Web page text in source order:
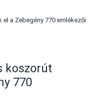
a Zebegény 770 emlékezői
koszorút
770